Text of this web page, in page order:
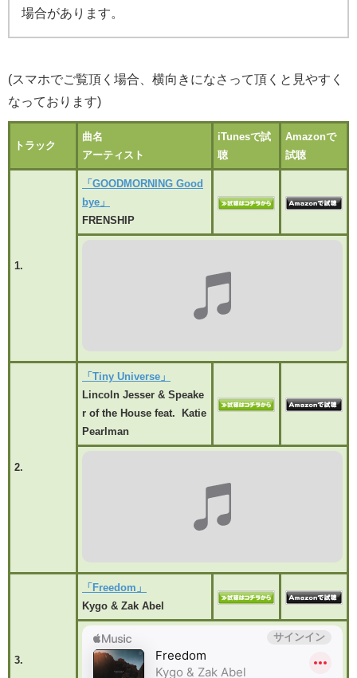
場合があります。
(スマホでご覧頂く場合、横向きになさって頂くと見やすく
なっております)
トラック
曲名
アーティスト
iTunesで試
聴
Amazonで
試聴
1.
「GOODMORNING Good
bye」
FRENSHIP
2.
「Tiny Universe」
Lincoln Jesser & Speake
r of the House feat. Katie
Pearlman
3.
「Freedom」
Kygo & Zak Abel